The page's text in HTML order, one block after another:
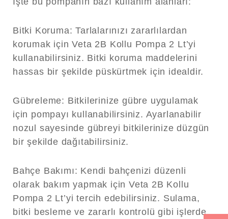
Bitki Koruma: Tarlalarınızı zararlılardan
korumak için Veta 2B Kollu Pompa 2 Lt’yi
kullanabilirsiniz. Bitki koruma maddelerini
hassas bir şekilde püskürtmek için idealdir.
Gübreleme: Bitkilerinize gübre uygulamak
için pompayı kullanabilirsiniz. Ayarlanabilir
nozul sayesinde gübreyi bitkilerinize düzgün
bir şekilde dağıtabilirsiniz.
Bahçe Bakımı: Kendi bahçenizi düzenli
olarak bakım yapmak için Veta 2B Kollu
Pompa 2 Lt’yi tercih edebilirsiniz. Sulama,
bitki besleme ve zararlı kontrolü gibi işlerde